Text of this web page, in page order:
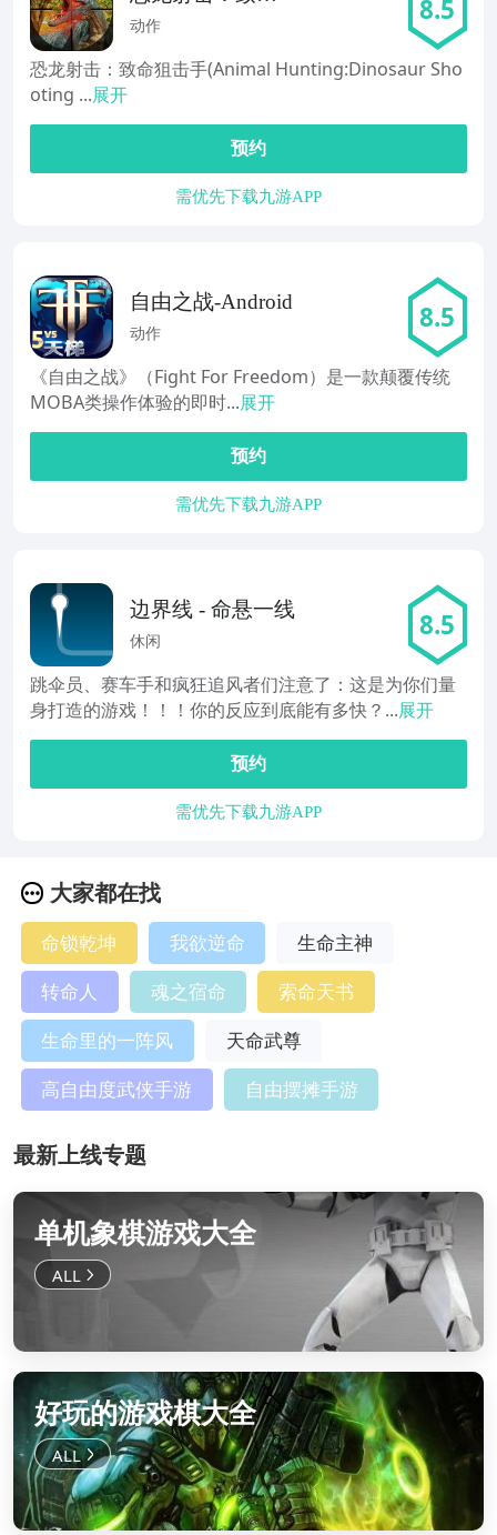
狙击手
动作 8.5
恐龙射击：致命狙击手(Animal Hunting:Dinosaur Sho
oting ...展开
预约
需优先下载九游APP
自由之战-Android
动作 8.5
《自由之战》（Fight For Freedom）是一款颠覆传统
MOBA类操作体验的即时...展开
预约
需优先下载九游APP
边界线 - 命悬一线
休闲 8.5
跳伞员、赛车手和疯狂追风者们注意了：这是为你们量
身打造的游戏！！！你的反应到底能有多快？...展开
预约
需优先下载九游APP
大家都在找
命锁乾坤 我欲逆命
生命主神
转命人
魂之宿命
索命天书
生命里的一阵风
天命武尊
高自由度武侠手游
自由摆摊手游
最新上线专题
单机象棋游戏大全
好玩的游戏棋大全